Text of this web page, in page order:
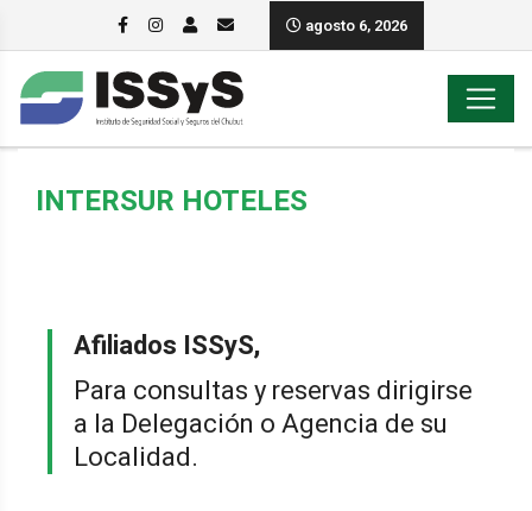
agosto 6, 2026
INTERSUR HOTELES
Afiliados ISSyS,
Para consultas y reservas dirigirse
a la Delegación o Agencia de su
Localidad.